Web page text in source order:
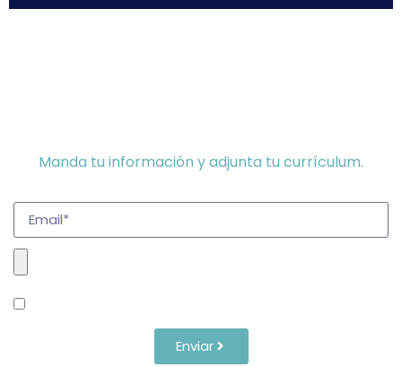
Manda tu información y adjunta tu currículum.
Enviar